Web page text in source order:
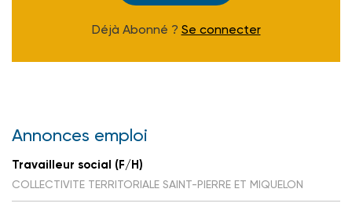
Déjà Abonné ? Se connecter
Annonces emploi
Travailleur social (F/H)
COLLECTIVITE TERRITORIALE SAINT-PIERRE ET MIQUELON